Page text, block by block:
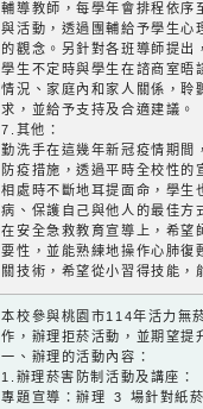
輔導教師，每學年會排程依序
與活動，透過團輔給予學生心
的觀念。另針對各班導師提出
學生不定時與學生在諮商室晤
情況、家庭內和家人關係，聆
求，並給予支持及合適建議。
7.其他：
勤洗手在這幾年新冠疫情期間
防疫措施，透過平時全校性
相處時不斷地耳提面命，學生
病、保護自己與他人的最佳方
在安全急救教育宣導上，希望
要性，並能熟練地操作心肺
關技術，希望從小習得技能，
本校參與桃園市114年活力無
作，辦理拒菸活動，並期望提
一、辦理的活動內容：
1.辦理菸害防制活動及講座：
專題宣導：辦理 3 場針對紙